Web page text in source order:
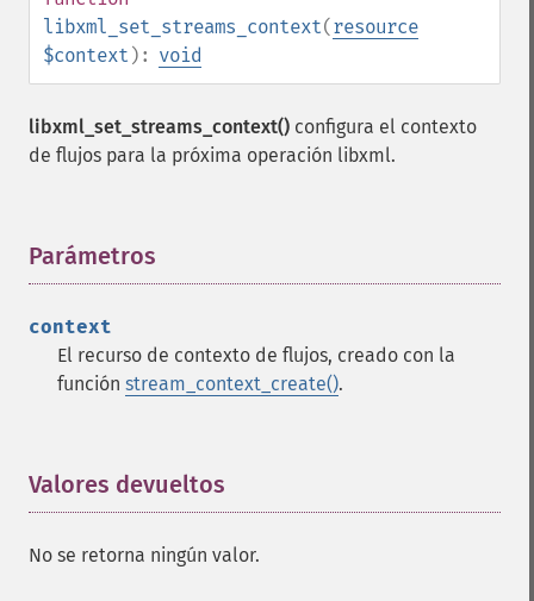
libxml_set_streams_context(resource
$context ): void
libxml_set_streams_context() configura el contexto
de flujos para la próxima operación libxml.
Parámetros
context
El recurso de contexto de flujos, creado con la
función stream_context_create().
Valores devueltos
No se retorna ningún valor.